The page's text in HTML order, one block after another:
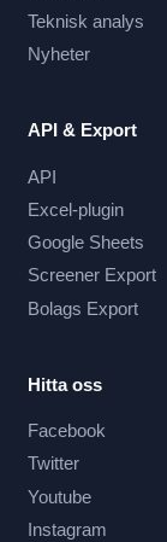
Teknisk analys
Nyheter
API & Export
API
Excel-plugin
Google Sheets
Screener Export
Bolags Export
Hitta oss
Facebook
Twitter
Youtube
Instagram